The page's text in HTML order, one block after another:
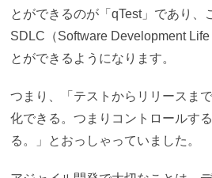
とができるのが「qTest」であり、
SDLC（Software Development
とができるようになります。
つまり、「テストからリリースま
化できる。つまりコントロールす
る。」とおっしゃっていました。